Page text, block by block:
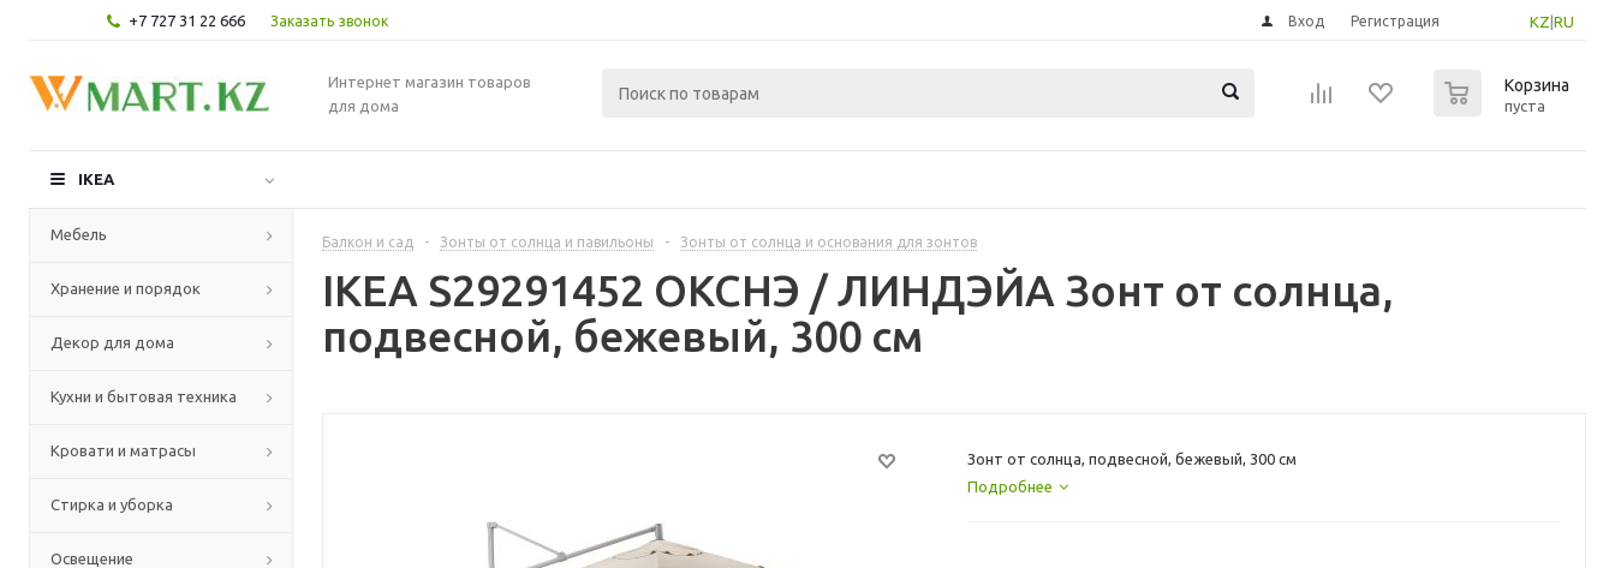
+7 727 31 22 666 Заказать звонок KZ RU
Вход Регистрация
Интернет магазин товаров
для дома
Корзина
пуста
IKEA
Мебель
Хранение и порядок
Декор для дома
Кухни и бытовая техника
Кровати и матрасы
Стирка и уборка
Освещение
Балкон и сад - Зонты от солнца и павильоны - Зонты от солнца и основания для зонтов
IKEA S29291452 ОКСНЭ / ЛИНДЭЙА Зонт от солнца,
подвесной, бежевый, 300 см
Зонт от солнца, подвесной, бежевый, 300 см
Подробнее